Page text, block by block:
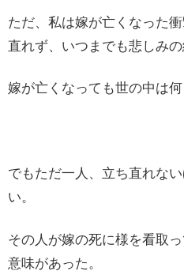
ただ、私は嫁が亡くなった
直れず、いつまでも悲しみ
嫁が亡くなっても世の中は何
でもただ一人、立ち直れな
い。
その人が嫁の死に様を看取
意味があった。